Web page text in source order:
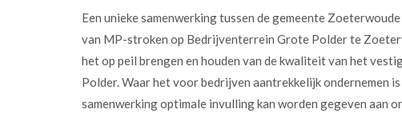
Een unieke samenwerking tussen de gemeente
van MP-stroken op Bedrijventerrein Grote Polder te
het op peil brengen en houden van de kwaliteit van het
Polder. Waar het voor bedrijven aantrekkelijk ondernemen
samenwerking optimale invulling kan worden gegeven aan